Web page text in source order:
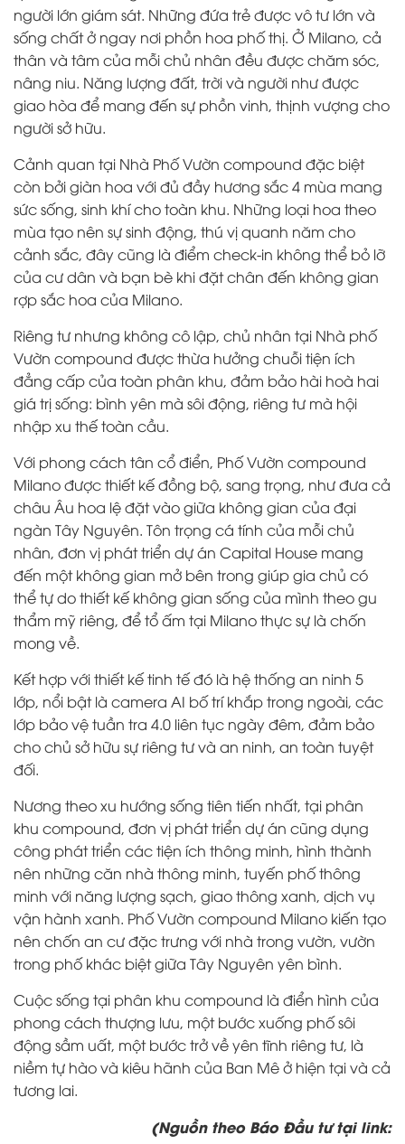
người lớn giám sát. Những đứa trẻ được vô tư lớn và
sống chất ở ngay nơi phồn hoa phố thị. Ở Milano, cả
thân và tâm của mỗi chủ nhân đều được chăm sóc,
nâng niu. Năng lượng đất, trời và người như được
giao hòa để mang đến sự phồn vinh, thịnh vượng cho
người sở hữu.
Cảnh quan tại Nhà Phố Vườn compound đặc biệt
còn bởi giàn hoa với đủ đầy hương sắc 4 mùa mang
sức sống, sinh khí cho toàn khu. Những loại hoa theo
mùa tạo nên sự sinh động, thú vị quanh năm cho
cảnh sắc, đây cũng là điểm check-in không thể bỏ lỡ
của cư dân và bạn bè khi đặt chân đến không gian
rợp sắc hoa của Milano.
Riêng tư nhưng không cô lập, chủ nhân tại Nhà phố
Vườn compound được thừa hưởng chuỗi tiện ích
đẳng cấp của toàn phân khu, đảm bảo hài hoà hai
giá trị sống: bình yên mà sôi động, riêng tư mà hội
nhập xu thế toàn cầu.
Với phong cách tân cổ điển, Phố Vườn compound
Milano được thiết kế đồng bộ, sang trọng, như đưa cả
châu Âu hoa lệ đặt vào giữa không gian của đại
ngàn Tây Nguyên. Tôn trọng cá tính của mỗi chủ
nhân, đơn vị phát triển dự án Capital House mang
đến một không gian mở bên trong giúp gia chủ có
thể tự do thiết kế không gian sống của mình theo gu
thẩm mỹ riêng, để tổ ấm tại Milano thực sự là chốn
mong về.
Kết hợp với thiết kế tinh tế đó là hệ thống an ninh 5
lớp, nổi bật là camera AI bố trí khắp trong ngoài, các
lớp bảo vệ tuần tra 4.0 liên tục ngày đêm, đảm bảo
cho chủ sở hữu sự riêng tư và an ninh, an toàn tuyệt
đối.
Nương theo xu hướng sống tiên tiến nhất, tại phân
khu compound, đơn vị phát triển dự án cũng dụng
công phát triển các tiện ích thông minh, hình thành
nên những căn nhà thông minh, tuyến phố thông
minh với năng lượng sạch, giao thông xanh, dịch vụ
vận hành xanh. Phố Vườn compound Milano kiến tạo
nên chốn an cư đặc trưng với nhà trong vườn, vườn
trong phố khác biệt giữa Tây Nguyên yên bình.
Cuộc sống tại phân khu compound là điển hình của
phong cách thượng lưu, một bước xuống phố sôi
động sầm uất, một bước trở về yên tĩnh riêng tư, là
niềm tự hào và kiêu hãnh của Ban Mê ở hiện tại và cả
tương lai.
(Nguồn theo Báo Đầu tư tại link: